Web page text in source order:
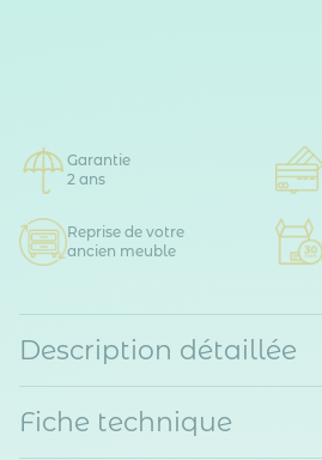
Garantie
2 ans
Reprise de votre
ancien meuble
Description détaillée
Fiche technique